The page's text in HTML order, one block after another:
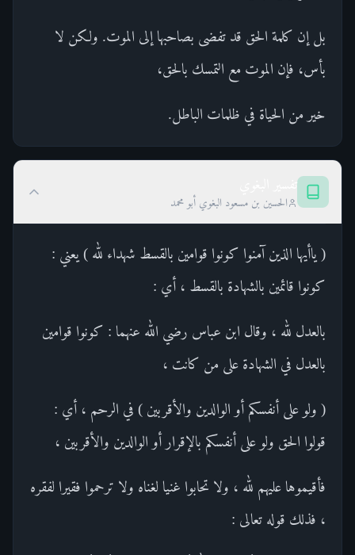
بل إن كلمة الحق قد تفضى بصاحبها إلى الموت. ولكن لا
بأس، فإن الموت مع التمسك بالحق،
خير من الحياة في ظلمات الباطل.
الحسين بن مسعود البغوي أبو محمد
( ياأيها الذين آمنوا كونوا قوامين بالقسط شهداء لله ) يعني :
كونوا قائمين بالشهادة بالقسط ، أي :
بالعدل لله ، وقال ابن عباس رضي الله عنهما : كونوا قوامين
بالعدل في الشهادة على من كانت ،
( ولو على أنفسكم أو الوالدين والأقربين ) في الرحم ، أي :
قولوا الحق ولو على أنفسكم بالإقرار أو الوالدين والأقربين ،
فأقيموها عليهم لله ، ولا تحابوا غنيا لغناه ولا ترحموا فقيرا لفقره
، فذلك قوله تعالى :